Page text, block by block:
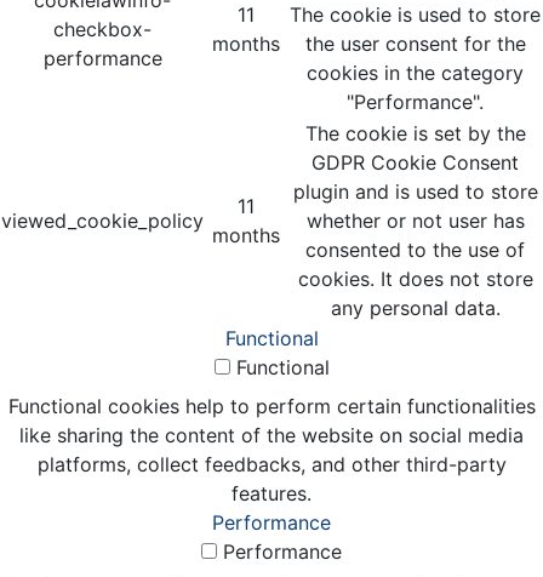
checkbox-
performance
11
months
The cookie is used to store
the user consent for the
cookies in the category
"Performance".
viewed_cookie_policy
11
months
The cookie is set by the
GDPR Cookie Consent
plugin and is used to store
whether or not user has
consented to the use of
cookies. It does not store
any personal data.
Functional
Functional
Functional cookies help to perform certain functionalities
like sharing the content of the website on social media
platforms, collect feedbacks, and other third-party
features.
Performance
Performance